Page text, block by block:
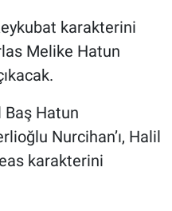
karakterini
Melike Hatun
Baş Hatun
Nurcihan’ı, Halil
karakterini